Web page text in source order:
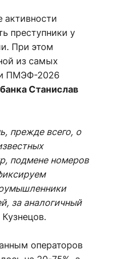
активности
преступники у
При этом
из самых
ПМЭФ-2026
Станислав
прежде всего, о
подмене номеров
за аналогичный
операторов